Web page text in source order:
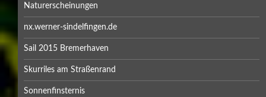
Naturerscheinungen
nx.werner-sindelfingen.de
Sail 2015 Bremerhaven
Skurriles am Straßenrand
Sonnenfinsternis